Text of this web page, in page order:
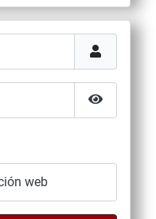
Mostrar
web